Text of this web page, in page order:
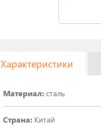
Характеристики
Материал:сталь
Страна: Китай